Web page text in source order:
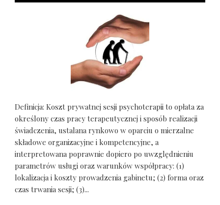
Definicja: Koszt prywatnej sesji psychoterapii to opłata za
określony czas pracy terapeutycznej i sposób realizacji
świadczenia, ustalana rynkowo w oparciu o mierzalne
składowe organizacyjne i kompetencyjne, a
interpretowana poprawnie dopiero po uwzględnieniu
parametrów usługi oraz warunków współpracy: (1)
lokalizacja i koszty prowadzenia gabinetu; (2) forma oraz
czas trwania sesji; (3)...